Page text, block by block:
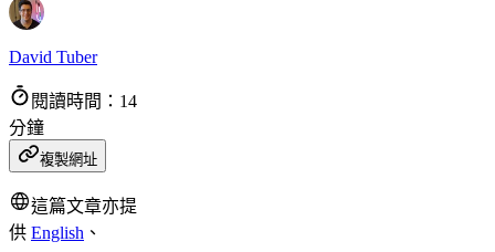
David Tuber
閱讀時間：14
分鐘
複製網址
這篇文章亦提
供 English 、